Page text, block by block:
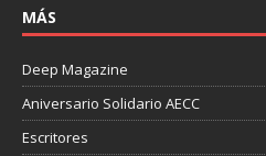
MÁS
Deep Magazine
Aniversario Solidario AECC
Escritores